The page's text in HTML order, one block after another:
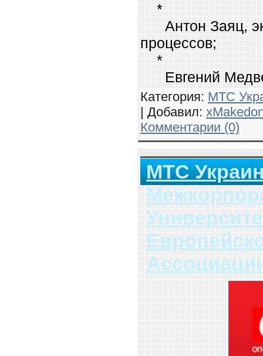
*
Антон Заяц,
процессов;
*
Евгений
Категория: МТС
| Добавил:
Комментарии (0)
МТС